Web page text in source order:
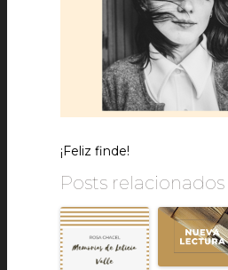
¡Feliz finde!
Posts relacionados